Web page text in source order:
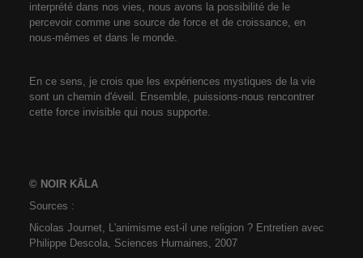
interprété dans nos vies, nous avons la possibilité de le
percevoir comme une source de force et de croissance, en
nous-mêmes et dans le monde.
En ce sens, je crois que les expériences mystiques de la vie
sont un chemin d'éveil. Ensemble, puissions-nous rencontrer
cette force invisible qui nous supporte.
© NOIR KĀLA
Sources :
Nicolas Journet, L'animisme est-il une religion ? Entretien avec
Philippe Descola, Sciences Humaines, 2007